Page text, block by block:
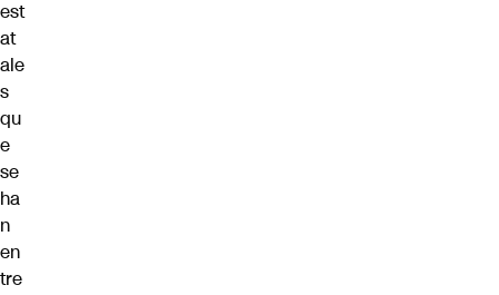
est
at
ale
s
qu
e
se
ha
n
en
tre